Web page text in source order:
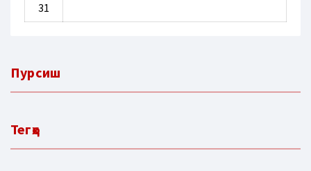
31
Пурсиш
Тегҳо